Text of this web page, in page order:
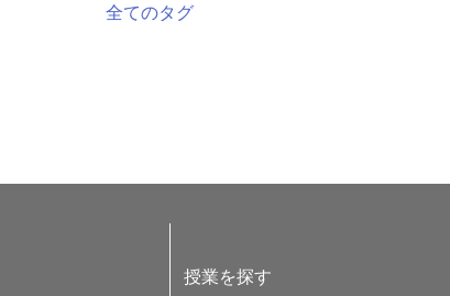
全てのタグ
授業を探す